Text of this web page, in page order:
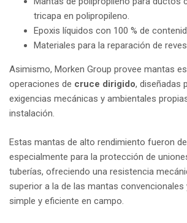
tricapa en polipropileno.
Epoxis líquidos con 100 % de
Materiales para la reparación de
Asimismo, Morken Group provee mantas
operaciones de cruce dirigido, diseñadas
exigencias mecánicas y ambientales
instalación.
Estas mantas de alto rendimiento fueron
especialmente para la protección de
tuberías, ofreciendo una resistencia
superior a la de las mantas convencionales
simple y eficiente en campo.